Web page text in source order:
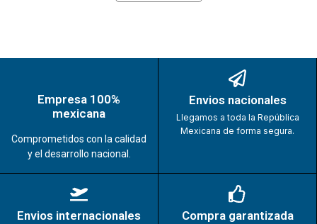
Empresa 100%
mexicana
Comprometidos con la calidad
y el desarrollo nacional.
Envios nacionales
Llegamos a toda la República
Mexicana de forma segura.
Envios internacionales Compra garantizada